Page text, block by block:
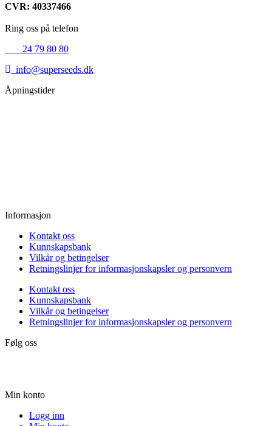
CVR: 40337466
Ring oss på telefon
24 79 80 80
info@superseeds.dk
Åpningstider
Informasjon
Kontakt oss
Kunnskapsbank
Vilkår og betingelser
Retningslinjer for informasjonskapsler og personvern
Kontakt oss
Kunnskapsbank
Vilkår og betingelser
Retningslinjer for informasjonskapsler og personvern
Følg oss
Min konto
Logg inn